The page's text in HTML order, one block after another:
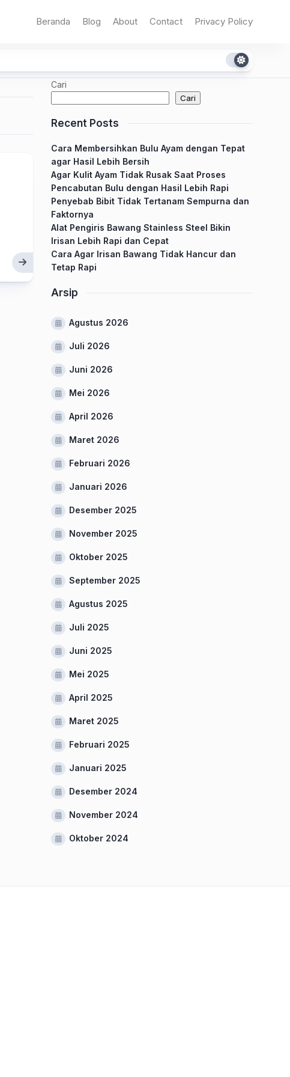
Beranda Blog About Contact Privacy Policy
Cari
Cari
Recent Posts
Cara Membersihkan Bulu Ayam dengan Tepat
agar Hasil Lebih Bersih
Agar Kulit Ayam Tidak Rusak Saat Proses
Pencabutan Bulu dengan Hasil Lebih Rapi
Penyebab Bibit Tidak Tertanam Sempurna dan
Faktornya
Alat Pengiris Bawang Stainless Steel Bikin
Irisan Lebih Rapi dan Cepat
Cara Agar Irisan Bawang Tidak Hancur dan
Tetap Rapi
Arsip
Agustus 2026
Juli 2026
Juni 2026
Mei 2026
April 2026
Maret 2026
Februari 2026
Januari 2026
Desember 2025
November 2025
Oktober 2025
September 2025
Agustus 2025
Juli 2025
Juni 2025
Mei 2025
April 2025
Maret 2025
Februari 2025
Januari 2025
Desember 2024
November 2024
Oktober 2024